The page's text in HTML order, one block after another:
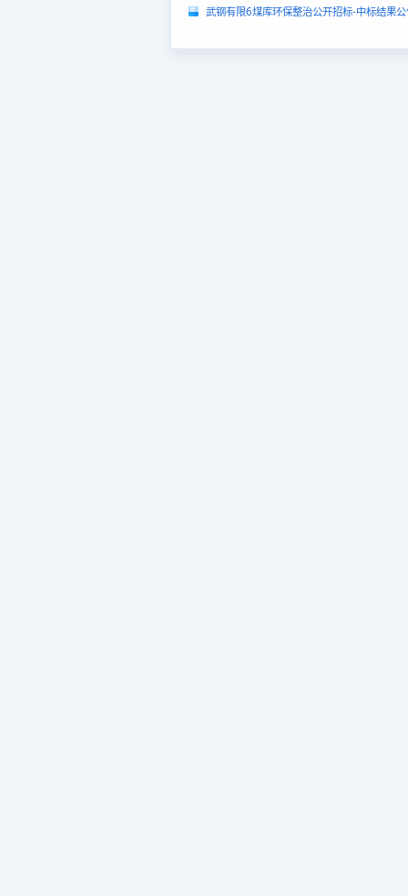
武钢有限6煤库环保整治公开招标-中标结果